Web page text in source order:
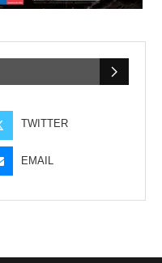
TWITTER
EMAIL